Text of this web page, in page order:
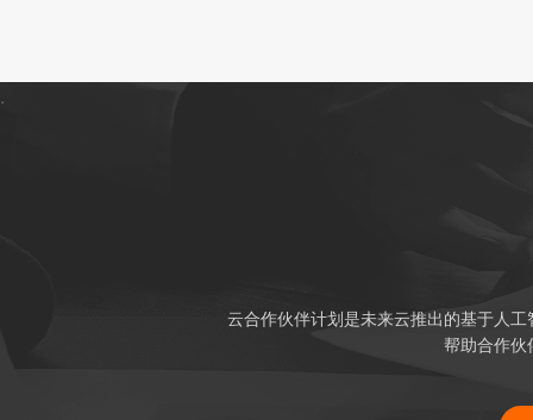
.
云合作伙伴计划是未来云推出的基于人
帮助合作伙